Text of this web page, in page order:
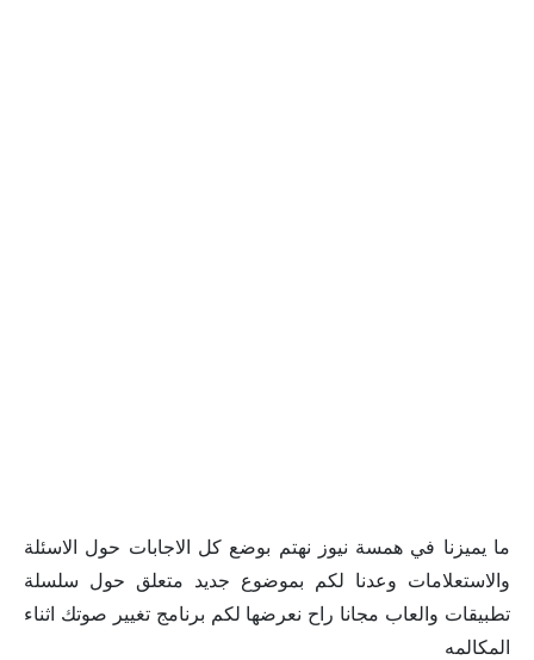
ما يميزنا في همسة نيوز نهتم بوضع كل الاجابات حول الاسئلة
والاستعلامات وعدنا لكم بموضوع جديد متعلق حول سلسلة
تطبيقات والعاب مجانا راح نعرضها لكم برنامج تغيير صوتك اثناء
المكالمه